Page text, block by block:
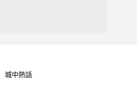
城中熱話